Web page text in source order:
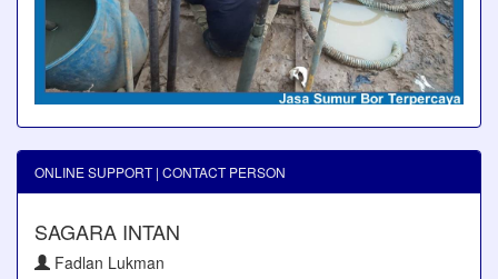
ONLINE SUPPORT | CONTACT PERSON
SAGARA INTAN
Fadlan Lukman